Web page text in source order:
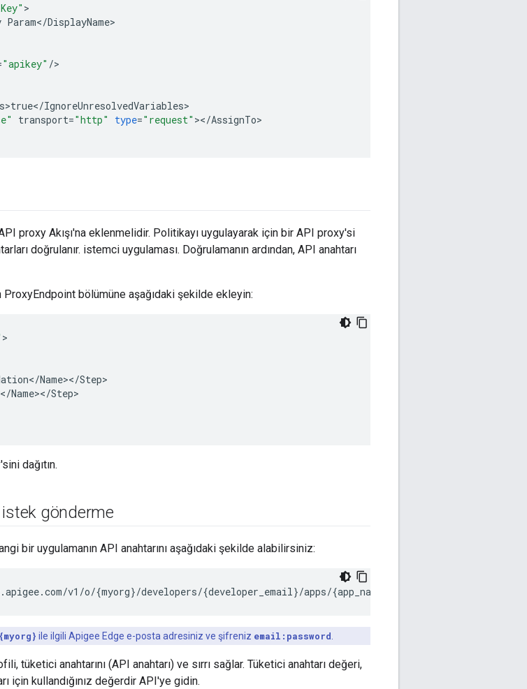
Param</DisplayName
"apikey" /
</IgnoreUnresolvedVariables
transport="http" type="request" ></AssignTo>
proxy Akışı'na eklenmelidir. Politikayı uygulayarak için bir API proxy'si
doğrulanır. istemci uygulaması. Doğrulamanın ardından, API anahtarı
bölümüne aşağıdaki şekilde ekleyin:
</Name></Step
</Name></Step
dağıtın.
istek gönderme
bir uygulamanın API anahtarını aşağıdaki şekilde alabilirsiniz:
v1/o/{myorg}/developers/{developer_email}/apps/{app_name
{myorg} ile ilgili Apigee Edge e-posta adresiniz ve şifreniz email:password
tüketici anahtarını (API anahtarı) ve sırrı sağlar. Tüketici anahtarı değeri,
için kullandığınız değerdir API'ye gidin.